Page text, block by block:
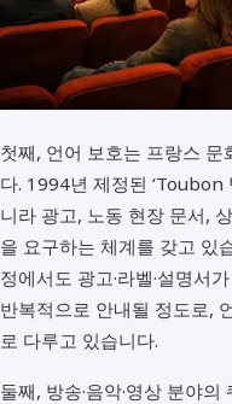
첫째, 언어 보호는 프랑스
다. 1994년 제정된 ‘Toubon
니라 광고, 노동 현장 문서,
을 요구하는 체계를 갖고 있
정에서도 광고·라벨·설명서
반복적으로 안내될 정도로,
로 다루고 있습니다.
둘째, 방송·음악·영상 분야의